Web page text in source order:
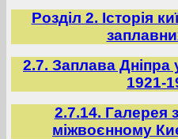
Розділ 2. Історія
2.7. Заплава Дніпра
1921-
2.7.14. Галерея
міжвоєнному